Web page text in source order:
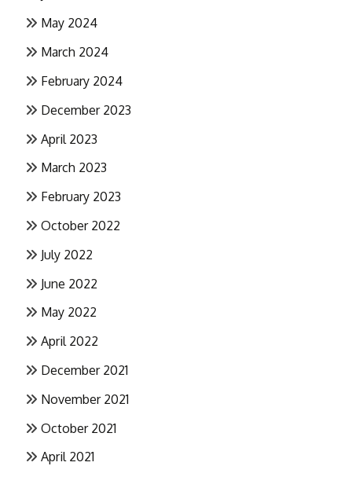
May 2024
March 2024
February 2024
December 2023
April 2023
March 2023
February 2023
October 2022
July 2022
June 2022
May 2022
April 2022
December 2021
November 2021
October 2021
April 2021